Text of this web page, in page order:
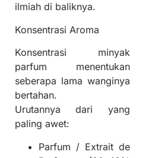
ilmiah di baliknya.
Konsentrasi Aroma
Konsentrasi minyak
parfum menentukan
seberapa lama wanginya
bertahan.
Urutannya dari yang
paling awet:
Parfum / Extrait de